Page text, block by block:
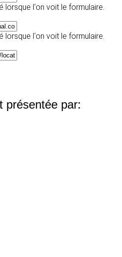
slash
slash
AAAA
lorsque l‘on voit le formulaire.
lorsque l‘on voit le formulaire.
présentée par: